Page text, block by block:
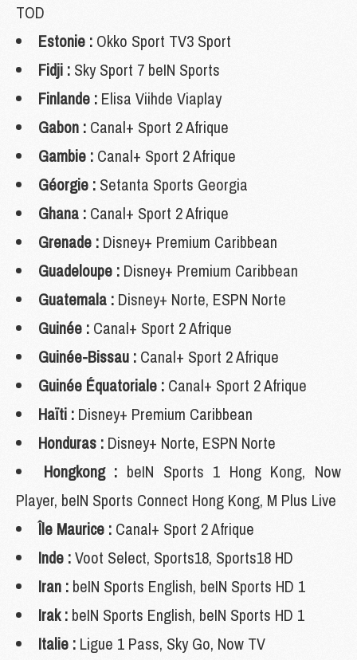
TOD
Estonie : Okko Sport TV3 Sport
Fidji : Sky Sport 7 beIN Sports
Finlande : Elisa Viihde Viaplay
Gabon : Canal+ Sport 2 Afrique
Gambie : Canal+ Sport 2 Afrique
Géorgie : Setanta Sports Georgia
Ghana : Canal+ Sport 2 Afrique
Grenade : Disney+ Premium Caribbean
Guadeloupe : Disney+ Premium Caribbean
Guatemala : Disney+ Norte, ESPN Norte
Guinée : Canal+ Sport 2 Afrique
Guinée-Bissau : Canal+ Sport 2 Afrique
Guinée Équatoriale : Canal+ Sport 2 Afrique
Haïti : Disney+ Premium Caribbean
Honduras : Disney+ Norte, ESPN Norte
Hongkong : beIN Sports 1 Hong Kong, Now
Player, beIN Sports Connect Hong Kong, M Plus Live
Île Maurice : Canal+ Sport 2 Afrique
Inde :Voot Select, Sports18, Sports18 HD
Iran : beIN Sports English, beIN Sports HD 1
Irak : beIN Sports English, beIN Sports HD 1
Italie : Ligue 1 Pass, Sky Go, Now TV